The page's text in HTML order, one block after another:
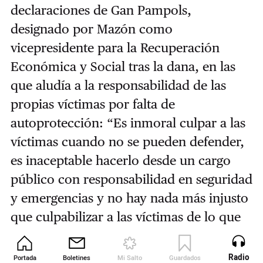
Portada Boletines Mi Salto Guardados Revista
declaraciones de Gan Pampols,
designado por Mazón como
vicepresidente para la Recuperación
Económica y Social tras la dana, en las
que aludía a la responsabilidad de las
propias víctimas por falta de
autoprotección: “Es inmoral culpar a las
víctimas cuando no se pueden defender,
es inaceptable hacerlo desde un cargo
público con responsabilidad en seguridad
y emergencias y no hay nada más injusto
que culpabilizar a las víctimas de lo que
debían hacer los políticos”.
Radio